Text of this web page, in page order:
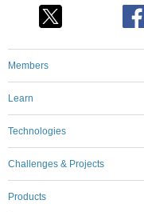
Members
Learn
Technologies
Challenges & Projects
Products